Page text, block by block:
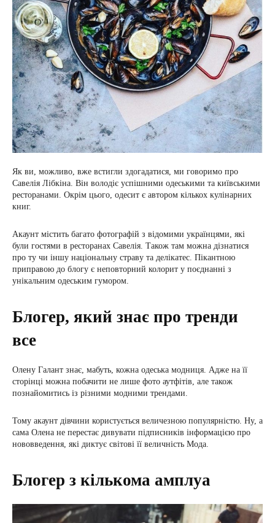
Як ви, можливо, вже встигли здогадатися, ми говоримо про
Савелія Лібкіна. Він володіє успішними одеськими та київськими
ресторанами. Окрім цього, одесит є автором кількох кулінарних
книг.
Акаунт містить багато фотографій з відомими українцями, які
були гостями в ресторанах Савелія. Також там можна дізнатися
про ту чи іншу національну страву та делікатес. Пікантною
приправою до блогу є неповторний колорит у поєднанні з
унікальним одеським гумором.
Блогер, який знає про тренди
все
Олену Галант знає, мабуть, кожна одеська модниця. Адже на її
сторінці можна побачити не лише фото аутфітів, але також
познайомитись із різними модними трендами.
Тому акаунт дівчини користується величезною популярністю. Ну, а
сама Олена не перестає дивувати підписників інформацією про
нововведення, які диктує світові її величність Мода.
Блогер з кількома амплуа